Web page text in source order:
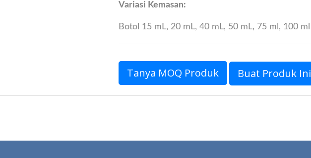
Variasi Kemasan:
Botol 15 mL, 20 mL, 40 mL, 50 mL, 75 ml, 100 ml
Tanya MOQ Produk Buat Produk Ini